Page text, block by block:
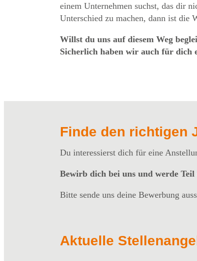
einem Unternehmen suchst, das dir
Unterschied zu machen, dann ist die
Willst du uns auf diesem Weg
Sicherlich haben wir auch für dich
Finde den richtigen
Du interessierst dich für eine
Bewirb dich bei uns und werde
Bitte sende uns deine Bewerbung
Aktuelle